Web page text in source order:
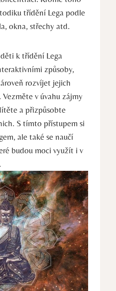
třídění Lega⁣ podle
okna, střechy ⁤atd.
k třídění Lega
způsoby,
rozvíjet jejich
v úvahu zájmy
​a přizpůsobte
S tímto ‍přístupem si
ale také se naučí
budou moci⁢ využít i v